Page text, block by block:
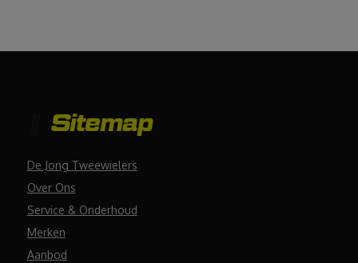
Sitemap
De Jong Tweewielers
Over Ons
Service & Onderhoud
Merken
Aanbod